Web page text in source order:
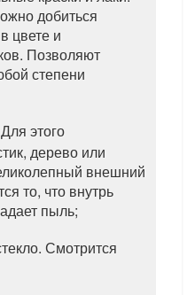
добиться
цвете и
Позволяют
степени
этого
дерево или
внешний
то, что внутрь
пыль;
Смотрится